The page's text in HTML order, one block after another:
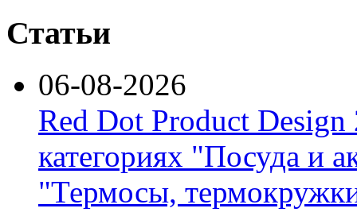
Статьи
06-08-2026
Red Dot Product Design
категориях "Посуда и
"Термосы,